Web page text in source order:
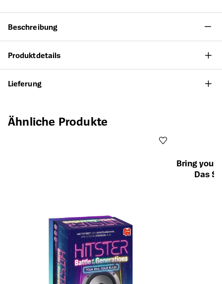
Beschreibung
Produktdetails
Lieferung
Produktgalerie überspringen
Ähnliche Produkte
Bring your
Das